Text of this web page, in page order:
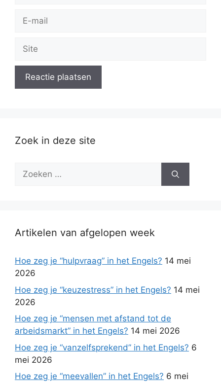
Site
Zoek in deze site
Zoek
Artikelen van afgelopen week
Hoe zeg je “hulpvraag” in het Engels? 14 mei
2026
Hoe zeg je “keuzestress” in het Engels? 14 mei
2026
Hoe zeg je “mensen met afstand tot de
arbeidsmarkt” in het Engels? 14 mei 2026
Hoe zeg je “vanzelfsprekend” in het Engels? 6
mei 2026
Hoe zeg je “meevallen” in het Engels? 6 mei